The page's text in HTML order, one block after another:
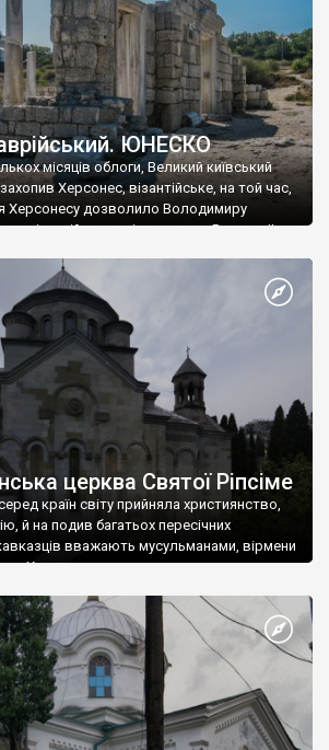
ЮНЕСКО
місяців облоги, Великий київський
Херсонес, візантійське, на той час,
Херсонесу дозволило Володимиру
візантійському імператору Василю ІІ, та
язичник, став Василем-християнином.
Русі. На честь Херсонесу Таврійського
церква Святої Ріпсіме
країн світу прийняла християнство,
й на подив багатьох пересічних
кавказців вважають мусульманами, вірмени
Христа